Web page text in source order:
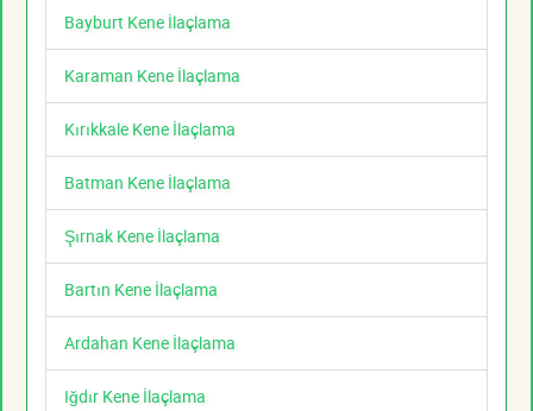
Bayburt Kene İlaçlama
Karaman Kene İlaçlama
Kırıkkale Kene İlaçlama
Batman Kene İlaçlama
Şırnak Kene İlaçlama
Bartın Kene İlaçlama
Ardahan Kene İlaçlama
Iğdır Kene İlaçlama